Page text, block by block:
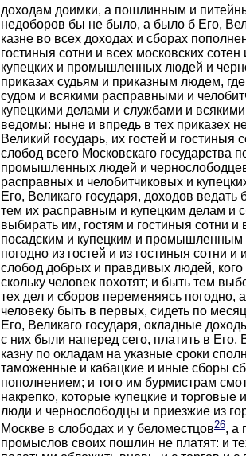
доходам доимки, а пошлинным и
недоборов бы не было, а было б Его,
казне во всех доходах и сборах
гостиныя сотни и всех московских
купецких и промышленных людей и
приказах судьям и приказным людем,
судом и всякими расправными и
купецкими делами и службами и
ведомы: ныне и впредь в тех приказех
Великий государь, их гостей и гостиныя
слобод всего Московскаго государства
промышленных людей и
расправных и челобитчиковых и
Его, Великаго государя, доходов ведать
тем их расправным и купецким делам и
выбирать им, гостям и гостиныя сотни и
посадским и купецким и
погодно из гостей и из гостиныя сотни и
слобод добрых и правдивых людей,
скольку человек похотят; и быть тем
тех дел и сборов переменяясь погодно,
человеку быть в первых, сидеть по
Его, Великаго государя, окладные
с них были наперед сего, платить в Его,
казну по окладам на указные сроки
таможенные и кабацкие и иные сборы
пополнением; и того им бурмистрам
накрепко, которые купецкие и
люди и чернослободцы и приезжие из
Москве в слободах и у беломестцов26, а
промыслов своих пошлин не платят: и